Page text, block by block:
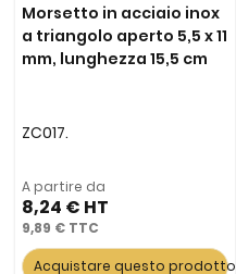
Morsetto in acciaio inox
a triangolo aperto 5,5 x 11
mm, lunghezza 15,5 cm
ZC017.
A partire da
8,24 €
9,89 €
Acquistare questo prodotto